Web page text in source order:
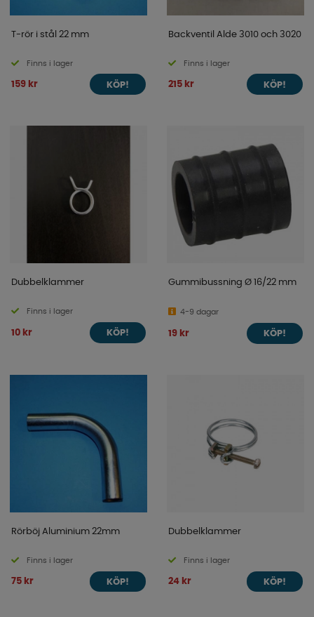
T-rör i stål 22 mm
Finns i lager
159 kr KÖP!
Backventil Alde 3010 och 3020
Finns i lager
215 kr KÖP!
Dubbelklammer
Finns i lager
10 kr KÖP!
Gummibussning Ø 16/22 mm
4-9 dagar
19 kr KÖP!
Rörböj Aluminium 22mm
Finns i lager
75 kr KÖP!
Dubbelklammer
Finns i lager
24 kr KÖP!